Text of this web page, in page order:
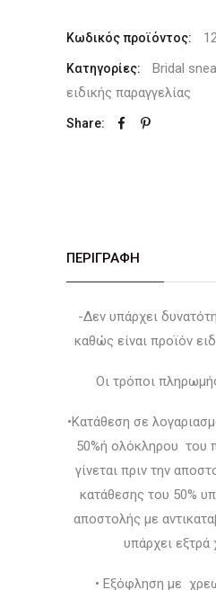
Κωδικός προϊόντος:
Κατηγορίες: Bridal
ειδικής παραγγελίας
Share:
ΠΕΡΙΓΡΑΦΉ
-Δεν υπάρχει
καθώς είναι προϊόν
Οι τρόποι
•Κατάθεση σε
50%ή ολόκληρου του
γίνεται πριν την
κατάθεσης του 50%
αποστολής με
υπάρχει
• Εξόφληση με